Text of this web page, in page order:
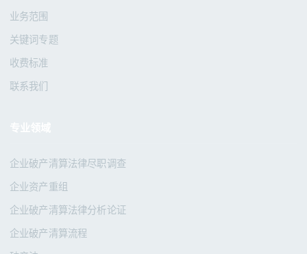
业务范围
关键词专题
收费标准
联系我们
企业破产清算法律尽职调查
企业资产重组
企业破产清算法律分析论证
企业破产清算流程